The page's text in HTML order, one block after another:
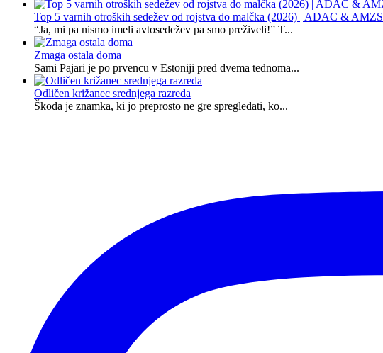
Top 5 varnih otroških sedežev od rojstva do malčka (2026) | ADAC & AMZS
“Ja, mi pa nismo imeli avtosedežev pa smo preživeli!” T...
Zmaga ostala doma
Sami Pajari je po prvencu v Estoniji pred dvema tednoma...
Odličen križanec srednjega razreda
Škoda je znamka, ki jo preprosto ne gre spregledati, ko...